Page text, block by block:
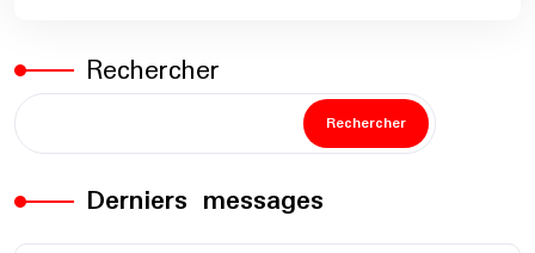
Rechercher
Rechercher
Derniers messages